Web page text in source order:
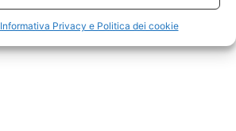
Informativa Privacy e Politica dei cookie